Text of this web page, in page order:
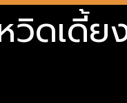
วิดเดี้